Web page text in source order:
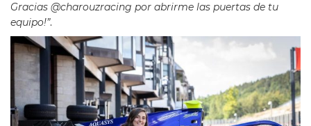
Gracias @charouzracing por abrirme las puertas de tu
equipo!”.